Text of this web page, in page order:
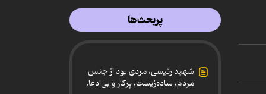
پربحث‌ها
شهید رئیسی، مردی بود از جنس
مردم، ساده‌زیست، پرکار و بی‌ادعا.